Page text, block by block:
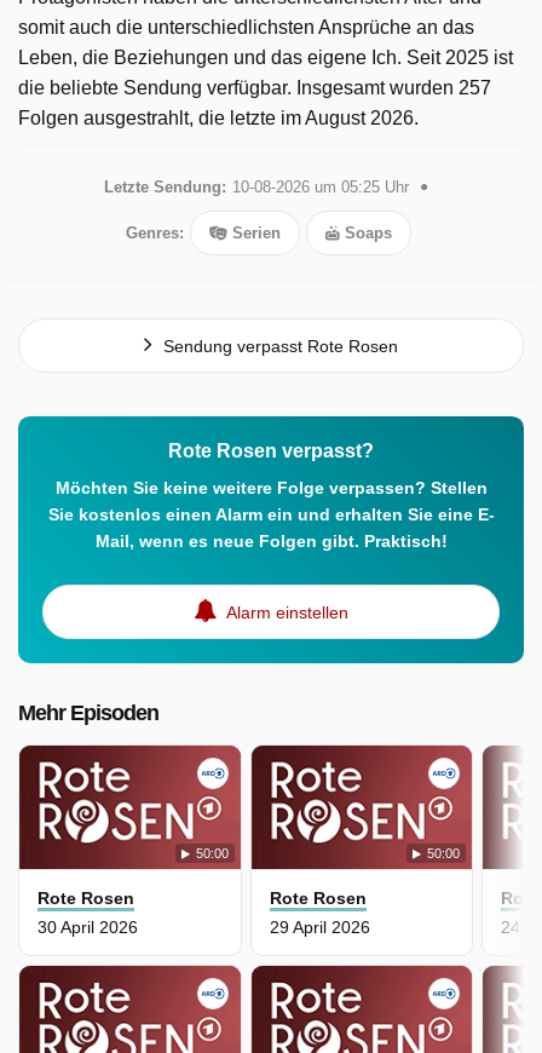
somit auch die unterschiedlichsten Ansprüche an das
Leben, die Beziehungen und das eigene Ich. Seit 2025 ist
die beliebte Sendung verfügbar. Insgesamt wurden 257
Folgen ausgestrahlt, die letzte im August 2026.
Letzte Sendung: 10-08-2026 um 05:25 Uhr
Genres: Serien Soaps
Sendung verpasst Rote Rosen
Rote Rosen verpasst?
Möchten Sie keine weitere Folge verpassen? Stellen
Sie kostenlos einen Alarm ein und erhalten Sie eine E-
Mail, wenn es neue Folgen gibt. Praktisch!
Alarm einstellen
Mehr Episoden
50:00
Rote Rosen
30 April 2026
50:00
Rote Rosen
29 April 2026
24